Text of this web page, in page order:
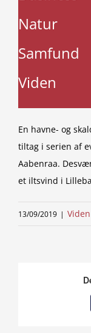
Natur
Samfund
Viden
En havne- og
tiltag i serien af
Aabenraa.
et iltsvind i
13/09/2019 | Viden